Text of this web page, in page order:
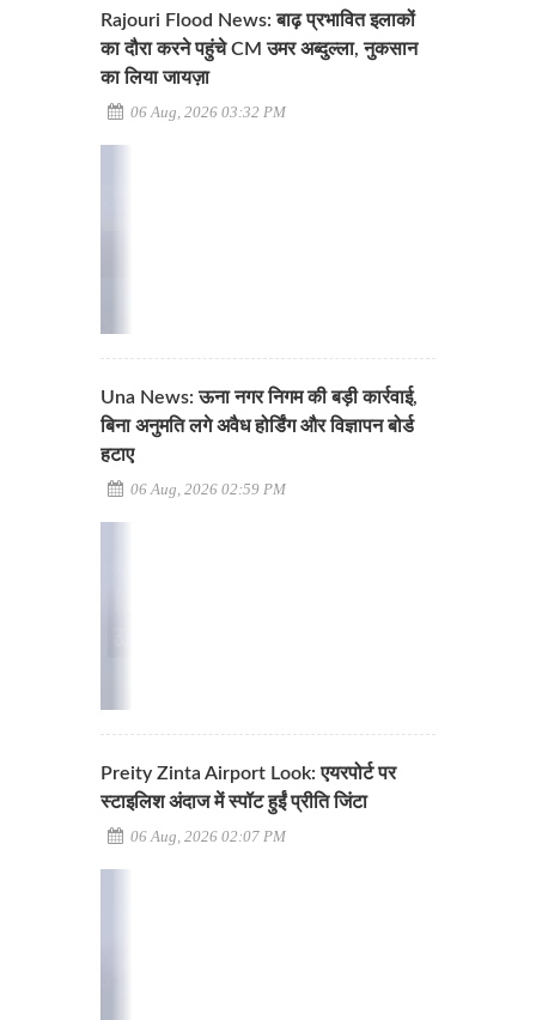
Rajouri Flood News: बाढ़ प्रभावित इलाकों
का दौरा करने पहुंचे CM उमर अब्दुल्ला, नुकसान
का लिया जायज़ा
06 Aug, 2026 03:32 PM
Una News: ऊना नगर निगम की बड़ी कार्रवाई,
बिना अनुमति लगे अवैध होर्डिंग और विज्ञापन बोर्ड
हटाए
06 Aug, 2026 02:59 PM
Preity Zinta Airport Look: एयरपोर्ट पर
स्टाइलिश अंदाज में स्पॉट हुईं प्रीति जिंटा
06 Aug, 2026 02:07 PM